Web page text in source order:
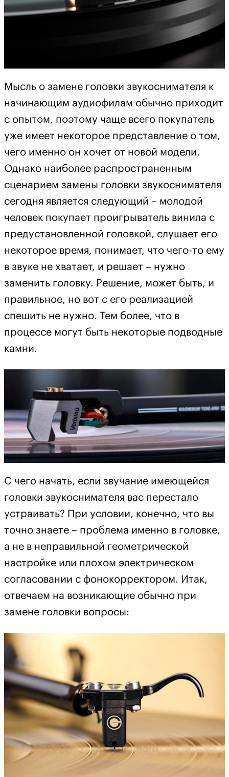
Мысль о замене головки звукоснимателя к
начинающим аудиофилам обычно приходит
с опытом, поэтому чаще всего покупатель
уже имеет некоторое представление о том,
чего именно он хочет от новой модели.
Однако наиболее распространенным
сценарием замены головки звукоснимателя
сегодня является следующий – молодой
человек покупает проигрыватель винила с
предустановленной головкой, слушает его
некоторое время, понимает, что чего-то ему
в звуке не хватает, и решает – нужно
заменить головку. Решение, может быть, и
правильное, но вот с его реализацией
спешить не нужно. Тем более, что в
процессе могут быть некоторые подводные
камни.
С чего начать, если звучание имеющейся
головки звукоснимателя вас перестало
устраивать? При условии, конечно, что вы
точно знаете – проблема именно в головке,
а не в неправильной геометрической
настройке или плохом электрическом
согласовании с фонокорректором. Итак,
отвечаем на возникающие обычно при
замене головки вопросы: